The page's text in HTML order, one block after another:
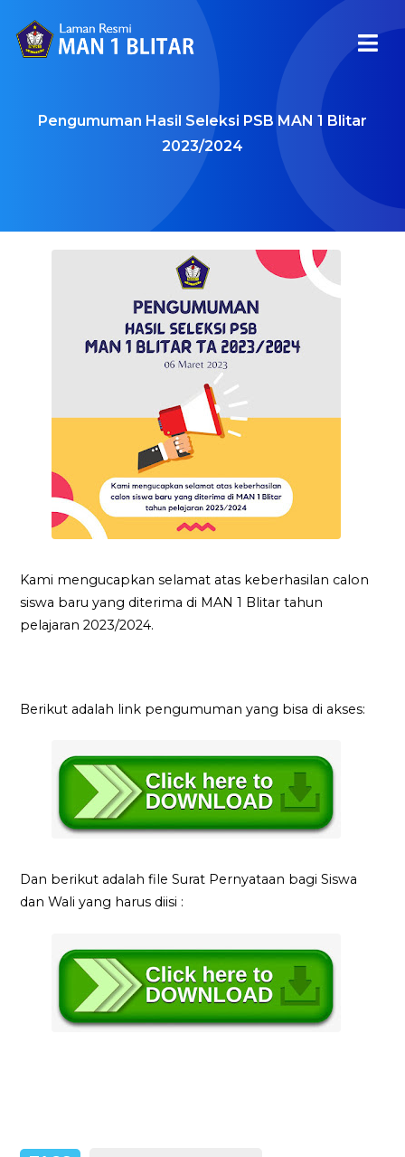
Pengumuman Hasil Seleksi PSB MAN 1 Blitar
2023/2024
Kami mengucapkan selamat atas keberhasilan calon
siswa baru yang diterima di MAN 1 Blitar tahun
pelajaran 2023/2024.
Berikut adalah link pengumuman yang bisa di akses:
Dan berikut adalah file Surat Pernyataan bagi Siswa
dan Wali yang harus diisi :